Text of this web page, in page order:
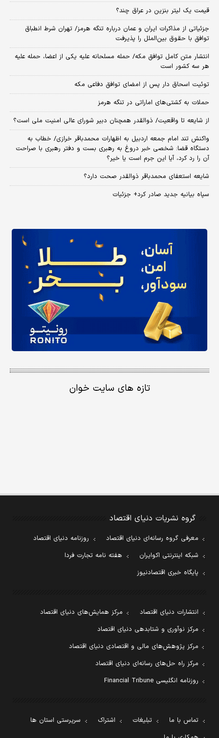
قیمت یک لیتر بنزین در عراق چند؟
جزئیاتی از مذاکرات ایران و عمان درباره تنگه هرمز/ تهران شرط انطباق
توافق با حقوق بین‌الملل را پذیرفت
انتشار متن کامل توافق مکه/ حمله مسلحانه علیه یکی از اعضا، حمله علیه
هر سه کشور است
توئیت اسحاق دار پس از امضای توافق دفاعی مکه
حملات به کشتی‌های اماراتی در تنگه هرمز
از شایعه تا واقعیت/ ذوالقدر همچنان دبیر شورای ‌عالی امنیت ملی است؟
واکنش تند امام جمعه اردبیل به اظهارات محمدباقر خرازی/ خطاب به
دستگاه قضا: شخصی خبر دروغ به رهبری بست و دفتر رهبری با صراحت
آن را رد کرد، آیا این جرم است یا خیر؟
شایعه استعفای محمدباقر ذوالقدر صحت دارد؟
سپاه بیانیه جدید صادر کرد+ جزئیات
تازه های سایت خوان
گروه نشریات دنیای اقتصاد
معرفی گروه رسانه‌ای دنیای اقتصاد
روزنامه دنیای اقتصاد
شبکه اینترنتی اکوایران
هفته نامه تجارت فردا
پایگاه خبری اقتصادنیوز
انتشارات دنیای اقتصاد
مرکز همایش‌های دنیای اقتصاد
مرکز نوآوری و شتابدهی دنیای اقتصاد
مرکز پژوهش‌های مالی و اقتصادی دنیای اقتصاد
مرکز راه حل‌های رسانه‌ای دنیای اقتصاد
روزنامه انگلیسی Financial Tribune
تماس با ما تبلیغات اشتراک
سرپرستی استان ها